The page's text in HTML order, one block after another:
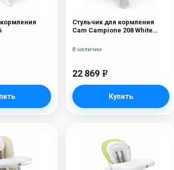
Стульчик для кормления
Cam Campione 208 White
22 869 e
Купить
В наличии